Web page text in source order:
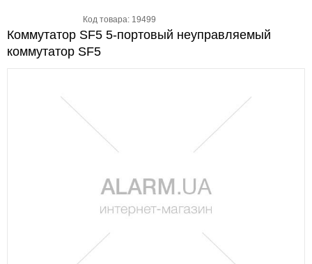
Код товара: 19499
Коммутатор SF5 5-портовый неуправляемый
коммутатор SF5